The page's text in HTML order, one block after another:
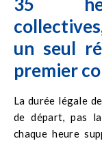
capacité à vous
un seul
premier
La durée légale de
de départ, pas
chaque heure